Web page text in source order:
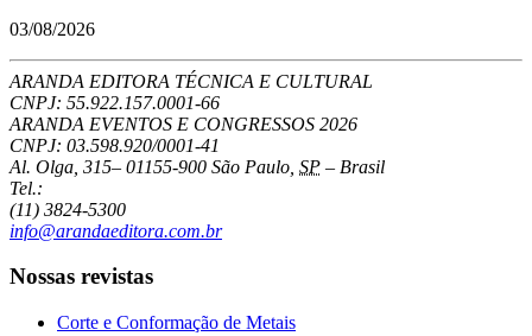
03/08/2026
ARANDA EDITORA TÉCNICA E CULTURAL
CNPJ: 55.922.157.0001-66
ARANDA EVENTOS E CONGRESSOS 2026
CNPJ: 03.598.920/0001-41
Al. Olga, 315– 01155-900 São Paulo SP – Brasil
Tel.:
(11) 3824-5300
info@arandaeditora.com.br
Nossas revistas
Corte e Conformação de Metais